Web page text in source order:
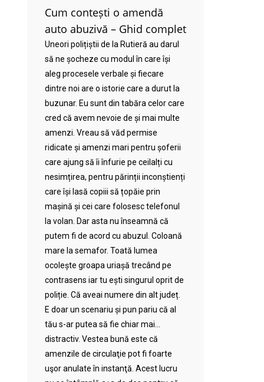
Cum contești o amendă
auto abuzivă – Ghid complet
Uneori polițiștii de la Rutieră au darul
să ne șocheze cu modul în care își
aleg procesele verbale și fiecare
dintre noi are o istorie care a durut la
buzunar. Eu sunt din tabăra celor care
cred că avem nevoie de și mai multe
amenzi. Vreau să văd permise
ridicate și amenzi mari pentru șoferii
care ajung să îi înfurie pe ceilalți cu
nesimțirea, pentru părinții inconștienți
care își lasă copiii să țopăie prin
mașină și cei care folosesc telefonul
la volan. Dar asta nu înseamnă că
putem fi de acord cu abuzul. Coloană
mare la semafor. Toată lumea
ocolește groapa uriașă trecând pe
contrasens iar tu ești singurul oprit de
poliție. Că aveai numere din alt județ.
E doar un scenariu și pun pariu că al
tău s-ar putea să fie chiar mai…
distractiv. Vestea bună este că
amenzile de circulaţie pot fi foarte
uşor anulate în instanţă. Acest lucru